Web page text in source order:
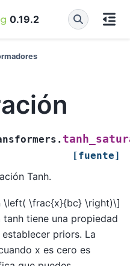
0.19.2
[fuente]
Tanh.
\left( \frac{x}{bc} \right)\]
tiene una propiedad
priors. La
x es cero es